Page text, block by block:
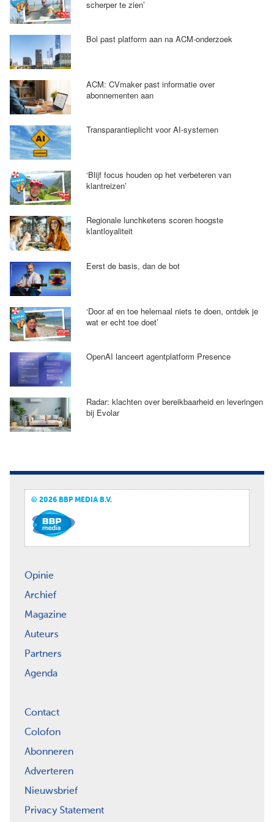
scherper te zien’
Bol past platform aan na ACM-onderzoek
ACM: CVmaker past informatie over
abonnementen aan
Transparantieplicht voor AI-systemen
‘Blijf focus houden op het verbeteren van
klantreizen’
Regionale lunchketens scoren hoogste
klantloyaliteit
Eerst de basis, dan de bot
‘Door af en toe helemaal niets te doen, ontdek je
wat er echt toe doet’
OpenAI lanceert agentplatform Presence
Radar: klachten over bereikbaarheid en leveringen
bij Evolar
© 2026 BBP MEDIA B.V.
Opinie
Archief
Magazine
Auteurs
Partners
Agenda
Contact
Colofon
Abonneren
Adverteren
Nieuwsbrief
Privacy Statement